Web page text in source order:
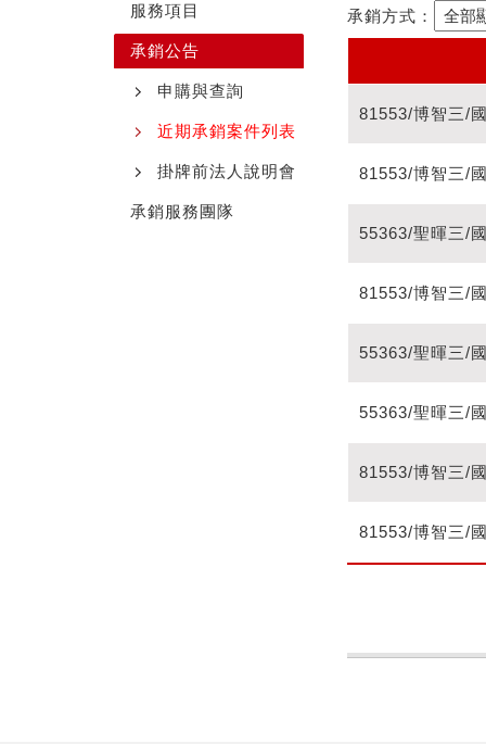
服務項目
承銷公告
申購與查詢
近期承銷案件列表
掛牌前法人說明會
承銷服務團隊
承銷方式：
81553/博智三/
81553/博智三/
55363/聖暉三/
81553/博智三/
55363/聖暉三/
55363/聖暉三/
81553/博智三/
81553/博智三/